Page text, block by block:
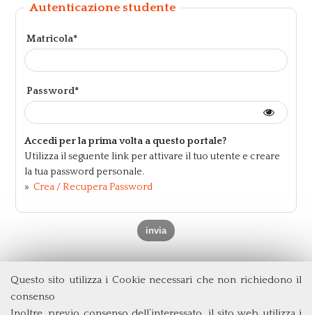
Questo sito utilizza i Cookie necessari che non richiedono il
consenso
Autenticazione studente
Matricola*
Password*
Accedi per la prima volta a questo portale?
Utilizza il seguente link per attivare il tuo utente e creare
la tua password personale.
» Crea / Recupera Password
Università degli Studi di Roma Tor Vergata